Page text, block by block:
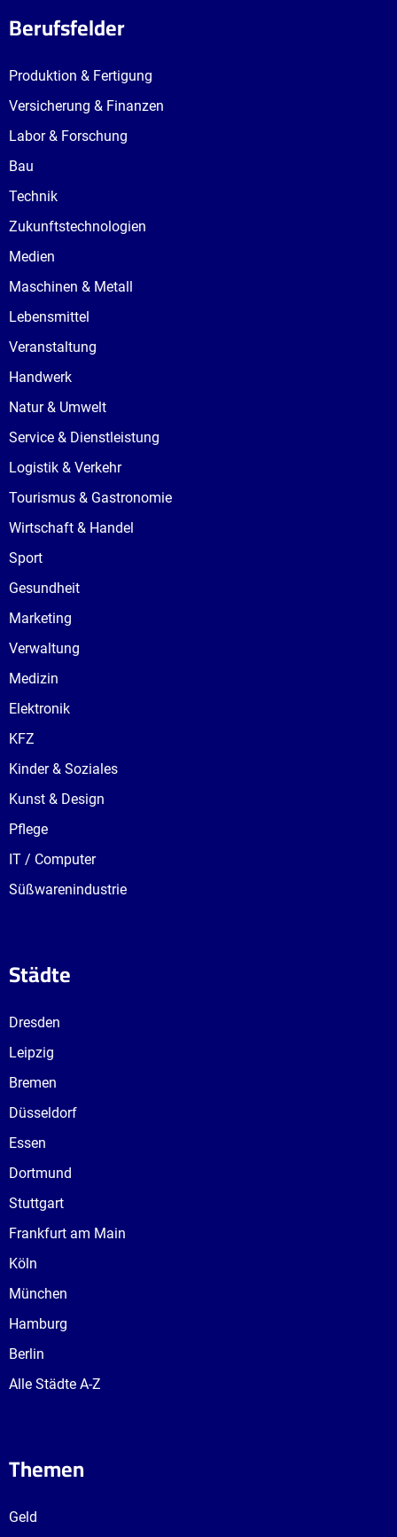
Berufsfelder
Produktion & Fertigung
Versicherung & Finanzen
Labor & Forschung
Bau
Technik
Zukunftstechnologien
Medien
Maschinen & Metall
Lebensmittel
Veranstaltung
Handwerk
Natur & Umwelt
Service & Dienstleistung
Logistik & Verkehr
Tourismus & Gastronomie
Wirtschaft & Handel
Sport
Gesundheit
Marketing
Verwaltung
Medizin
Elektronik
KFZ
Kinder & Soziales
Kunst & Design
Pflege
IT / Computer
Süßwarenindustrie
Städte
Dresden
Leipzig
Bremen
Düsseldorf
Essen
Dortmund
Stuttgart
Frankfurt am Main
Köln
München
Hamburg
Berlin
Alle Städte A-Z
Themen
Geld